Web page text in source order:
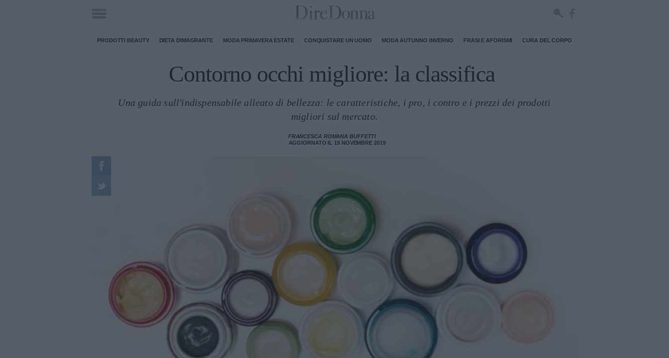
PRODOTTI BEAUTY DIETA DIMAGRANTE MODA PRIMAVERA ESTATE CONQUISTARE UN UOMO MODA AUTUNNO INVERNO FRASI E AFORISMI CURA DEL CORPO
Contorno occhi migliore: la classifica
Una guida sull'indispensabile alleato di bellezza: le caratteristiche, i pro, i contro e i prezzi dei prodotti
migliori sul mercato.
FRANCESCA ROMANA BUFFETTI
AGGIORNATO IL 19 NOVEMBRE 2019